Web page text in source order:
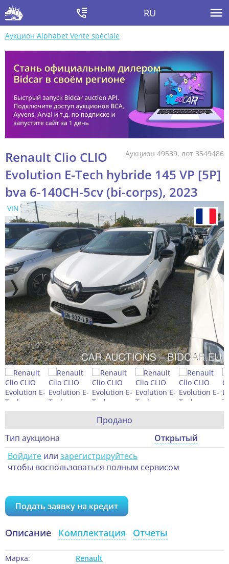
RU
Аукцион Alphabet Vente spéciale
Аукцион 49539, лот 3549486
Renault Clio CLIO
Evolution E-Tech hybride 145 VP [5P]
bva 6-140CH-5cv (bi-corps), 2023
VIN
Продано
Тип аукциона
Открытый
Войдите или зарегистрируйтесь
чтобы воспользоваться полным сервисом
Подать заявку на кредит
Описание Комплектация Отчеты
Марка:
Renault